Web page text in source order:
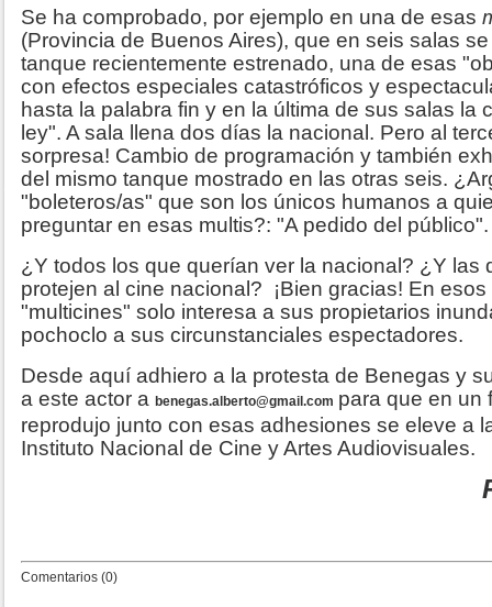
Se ha comprobado, por ejemplo en una de esas
(Provincia de Buenos Aires), que en seis salas
tanque recientemente estrenado, una de esas
con efectos especiales catastróficos y
hasta la palabra fin y en la última de sus salas la
ley". A sala llena dos días la nacional. Pero al
sorpresa! Cambio de programación y también
del mismo tanque mostrado en las otras seis.
"boleteros/as" que son los únicos humanos a
preguntar en esas multis?: "A pedido del público".
¿Y todos los que querían ver la nacional? ¿Y las
protejen al cine nacional? ¡Bien gracias! En
"multicines" solo interesa a sus propietarios
pochoclo a sus circunstanciales espectadores.
Desde aquí adhiero a la protesta de Benegas y
a este actor a benegas.alberto@gmail.com para que en un
reprodujo junto con esas adhesiones se eleve a
Instituto Nacional de Cine y Artes Audiovisuales.
Comentarios (0)